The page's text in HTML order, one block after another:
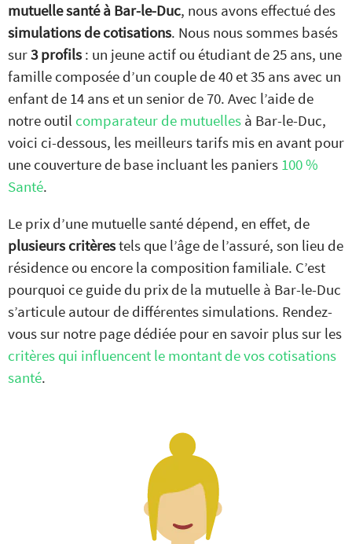
mutuelle santé à Bar-le-Duc, nous avons effectué des
simulations de cotisations. Nous nous sommes basés
sur3 profils : un jeune actif ou étudiant de 25 ans, une
famille composée d’un couple de 40 et 35 ans avec un
enfant de 14 ans et un senior de 70. Avec l’aide de
notre outil comparateur de mutuelles à Bar-le-Duc,
voici ci-dessous, les meilleurs tarifs mis en avant pour
une couverture de base incluant les paniers 100 %
Santé.
Le prix d’une mutuelle santé dépend, en effet, de
plusieurs critèrestels que l’âge de l’assuré, son lieu de
résidence ou encore la composition familiale. C’est
pourquoi ce guide du prix de la mutuelle à Bar-le-Duc
s’articule autour de différentes simulations. Rendez-
vous sur notre page dédiée pour en savoir plus sur les
critères qui influencent le montant de vos cotisations
santé.